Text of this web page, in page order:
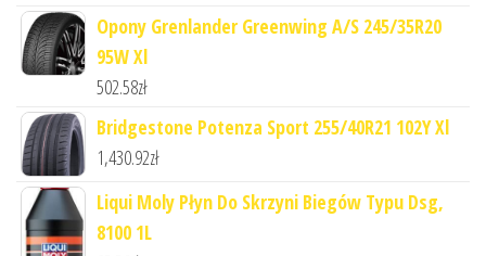
Opony Grenlander Greenwing A/S 245/35R20
95W Xl
502.58zł
Bridgestone Potenza Sport 255/40R21 102Y Xl
1,430.92zł
Liqui Moly Płyn Do Skrzyni Biegów Typu Dsg,
8100 1L